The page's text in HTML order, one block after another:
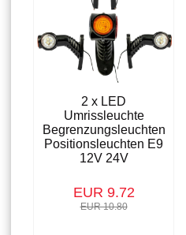
2 x LED
Umrissleuchte
Begrenzungsleuchten
Positionsleuchten E9
12V 24V
EUR 9.72
EUR 10.80